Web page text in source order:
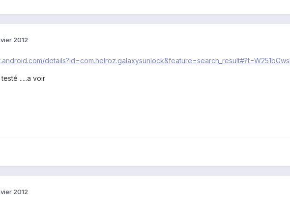
2012
.....a voir
2012